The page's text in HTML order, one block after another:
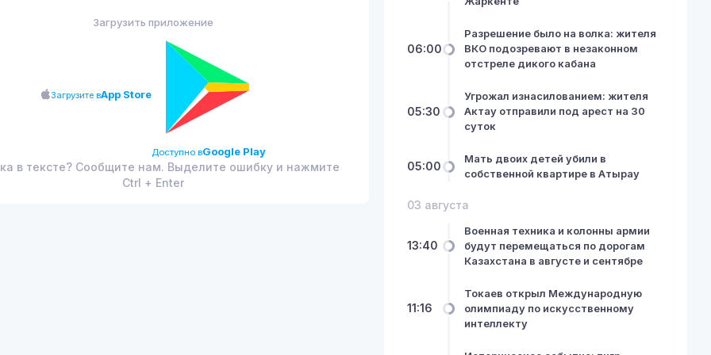
Загрузить приложение
Загрузите вApp Store
Доступно вGoogle Play
в тексте? Сообщите нам. Выделите ошибку и нажмите
Ctrl + Enter
06:00
Разрешение было на волка: жителя
ВКО подозревают в незаконном
отстреле дикого кабана
05:30
Угрожал изнасилованием: жителя
Актау отправили под арест на 30
суток
05:00
Мать двоих детей убили в
собственной квартире в Атырау
03 августа
13:40
Военная техника и колонны армии
будут перемещаться по дорогам
Казахстана в августе и сентябре
11:16
Токаев открыл Международную
олимпиаду по искусственному
интеллекту